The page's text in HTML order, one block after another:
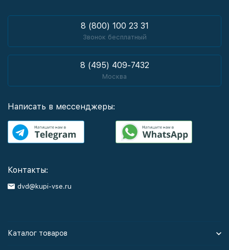
8 (800) 100 23 31
Звонок бесплатный
8 (495) 409-7432
Москва
Написать в мессенджеры:
Контакты:
dvd@kupi-vse.ru
Каталог товаров